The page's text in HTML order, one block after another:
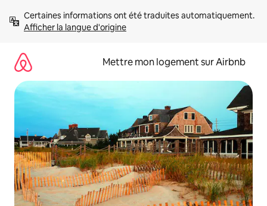
directement
Afficher la langue d'origine
Mettre mon logement sur Airbnb